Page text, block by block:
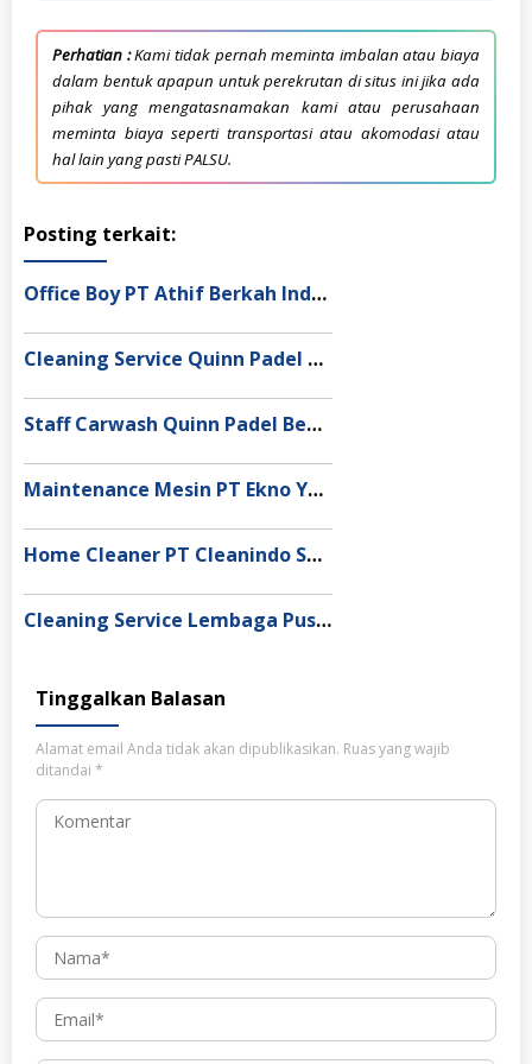
Perhatian :Kami tidak pernah meminta imbalan atau biaya
dalam bentuk apapun untuk perekrutan di situs ini jika ada
pihak yang mengatasnamakan kami atau perusahaan
meminta biaya seperti transportasi atau akomodasi atau
hal lain yang pasti PALSU.
Posting terkait:
Office Boy PT Athif Berkah Indonesia Ende
Cleaning Service Quinn Padel Bekasi
Staff Carwash Quinn Padel Bekasi
Maintenance Mesin PT Ekno Yuag Indonesia Bekasi
Home Cleaner PT Cleanindo Solusi Utama Bandar Lampung
Cleaning Service Lembaga Pusaka Indonesia Depok
Tinggalkan Balasan
Alamat email Anda tidak akan dipublikasikan. Ruas yang wajib
ditandai *